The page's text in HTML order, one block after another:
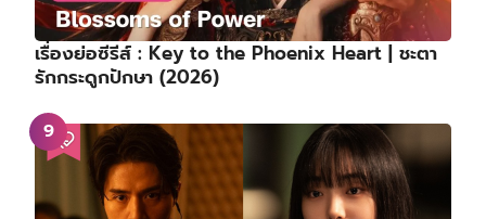
เรื่องย่อซีรีส์ : Key to the Phoenix Heart | ชะตา
รักกระดูกปักษา (2026)